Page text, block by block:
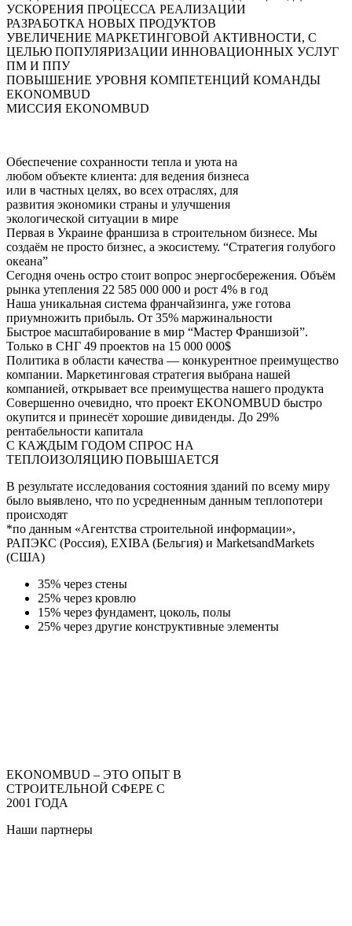
УСКОРЕНИЯ ПРОЦЕССА РЕАЛИЗАЦИИ
РАЗРАБОТКА НОВЫХ ПРОДУКТОВ
УВЕЛИЧЕНИЕ МАРКЕТИНГОВОЙ АКТИВНОСТИ, С
ЦЕЛЬЮ ПОПУЛЯРИЗАЦИИ ИННОВАЦИОННЫХ УСЛУГ
ПМ И ППУ
ПОВЫШЕНИЕ УРОВНЯ КОМПЕТЕНЦИЙ КОМАНДЫ
EKONOMBUD
МИССИЯ EKONOMBUD
Обеспечение сохранности тепла и уюта на
любом объекте клиента: для ведения бизнеса
или в частных целях, во всех отраслях, для
развития экономики страны и улучшения
экологической ситуации в мире
Первая в Украине франшиза в строительном бизнесе. Мы
создаём не просто бизнес, а экосистему. “Стратегия голубого
океана”
Сегодня очень остро стоит вопрос энергосбережения. Объём
рынка утепления 22 585 000 000 и рост 4% в год
Наша уникальная система франчайзинга, уже готова
приумножить прибыль. От 35% маржинальности
Быстрое масштабирование в мир “Мастер Франшизой”.
Только в СНГ 49 проектов на 15 000 000$
Политика в области качества — конкурентное преимущество
компании. Маркетинговая стратегия выбрана нашей
компанией, открывает все преимущества нашего продукта
Совершенно очевидно, что проект EKONOMBUD быстро
окупится и принесёт хорошие дивиденды. До 29%
рентабельности капитала
С КАЖДЫМ ГОДОМ СПРОС НА
ТЕПЛОИЗОЛЯЦИЮ ПОВЫШАЕТСЯ
В результате исследования состояния зданий по всему миру
было выявлено, что по усредненным данным теплопотери
происходят
*по данным «Агентства строительной информации»,
РАПЭКС (Россия), EXIBA (Бельгия) и MarketsandMarkets
(США)
35% через стены
25% через кровлю
15% через фундамент, цоколь, полы
25% через другие конструктивные элементы
EKONOMBUD – ЭТО ОПЫТ В
СТРОИТЕЛЬНОЙ СФЕРЕ С
2001 ГОДА
Наши партнеры